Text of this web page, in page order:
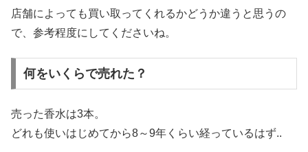
店舗によっても買い取ってくれるかどうか違うと思うの
で、参考程度にしてくださいね。
何をいくらで売れた？
売った香水は3本。
どれも使いはじめてから8～9年くらい経っているはず..